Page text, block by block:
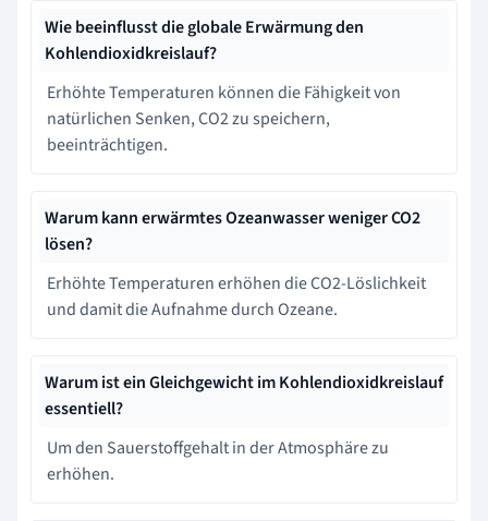
Wie beeinflusst die globale Erwärmung den
Kohlendioxidkreislauf?
Erhöhte Temperaturen können die Fähigkeit von
natürlichen Senken, CO2 zu speichern,
beeinträchtigen.
Warum kann erwärmtes Ozeanwasser weniger CO2
lösen?
Erhöhte Temperaturen erhöhen die CO2-Löslichkeit
und damit die Aufnahme durch Ozeane.
Warum ist ein Gleichgewicht im Kohlendioxidkreislauf
essentiell?
Um den Sauerstoffgehalt in der Atmosphäre zu
erhöhen.